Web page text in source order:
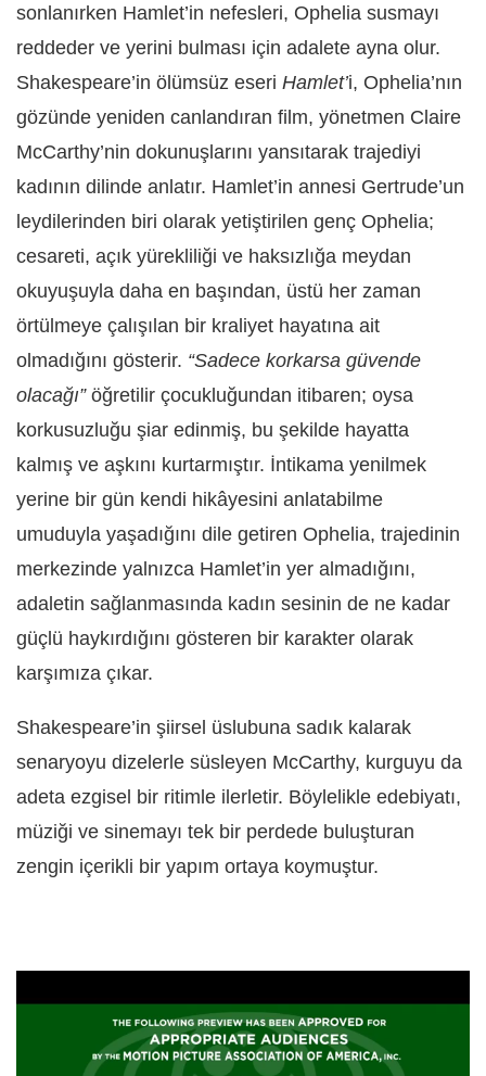
sonlanırken Hamlet’in nefesleri, Ophelia susmayı
reddeder ve yerini bulması için adalete ayna olur.
Shakespeare’in ölümsüz eseri Hamlet’i, Ophelia’nın
gözünde yeniden canlandıran film, yönetmen Claire
McCarthy’nin dokunuşlarını yansıtarak trajediyi
kadının dilinde anlatır. Hamlet’in annesi Gertrude’un
leydilerinden biri olarak yetiştirilen genç Ophelia;
cesareti, açık yürekliliği ve haksızlığa meydan
okuyuşuyla daha en başından, üstü her zaman
örtülmeye çalışılan bir kraliyet hayatına ait
olmadığını gösterir. “Sadece korkarsa güvende
olacağı”öğretilir çocukluğundan itibaren; oysa
korkusuzluğu şiar edinmiş, bu şekilde hayatta
kalmış ve aşkını kurtarmıştır. İntikama yenilmek
yerine bir gün kendi hikâyesini anlatabilme
umuduyla yaşadığını dile getiren Ophelia, trajedinin
merkezinde yalnızca Hamlet’in yer almadığını,
adaletin sağlanmasında kadın sesinin de ne kadar
güçlü haykırdığını gösteren bir karakter olarak
karşımıza çıkar.
Shakespeare’in şiirsel üslubuna sadık kalarak
senaryoyu dizelerle süsleyen McCarthy, kurguyu da
adeta ezgisel bir ritimle ilerletir. Böylelikle edebiyatı,
müziği ve sinemayı tek bir perdede buluşturan
zengin içerikli bir yapım ortaya koymuştur.